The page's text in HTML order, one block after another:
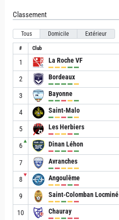
Classement
Tous Domicile Extérieur
# Club
1 La Roche VF
2 Bordeaux
3 Bayonne
4 Saint-Malo
5 Les Herbiers
6
▲ Dinan Léhon
7 Avranches
8
▼ Angoulême
9 Saint-Colomban Locminé
10 Chauray